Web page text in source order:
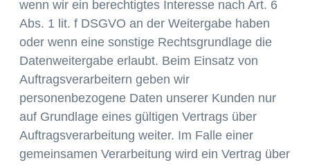
wenn wir ein berechtigtes Interesse nach Art. 6
Abs. 1 lit. f DSGVO an der Weitergabe haben
oder wenn eine sonstige Rechtsgrundlage die
Datenweitergabe erlaubt. Beim Einsatz von
Auftragsverarbeitern geben wir
personenbezogene Daten unserer Kunden nur
auf Grundlage eines gültigen Vertrags über
Auftragsverarbeitung weiter. Im Falle einer
gemeinsamen Verarbeitung wird ein Vertrag über